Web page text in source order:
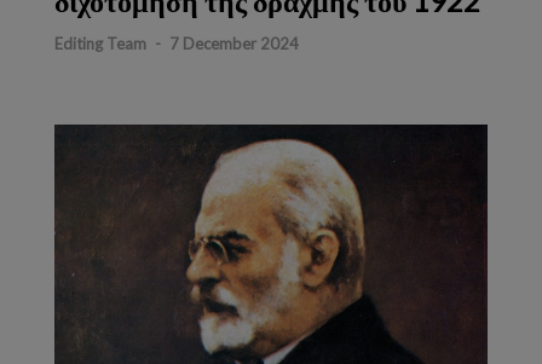
Editing Team - 7 December 2024